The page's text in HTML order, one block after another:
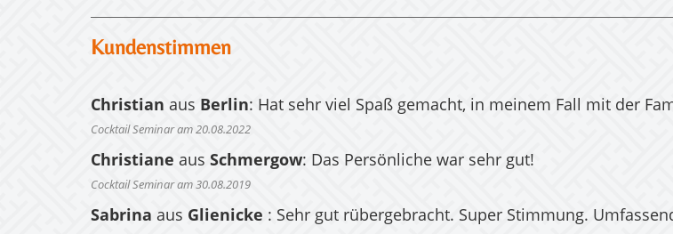
Kundenstimmen
Christian aus Berlin: Hat sehr viel Spaß gemacht, in meinem Fall mit der
Cocktail Seminar am 20.08.2022
Christiane aus Schmergow: Das Persönliche war sehr gut!
Cocktail Seminar am 30.08.2019
Sabrina aus Glienicke : Sehr gut rübergebracht. Super Stimmung.